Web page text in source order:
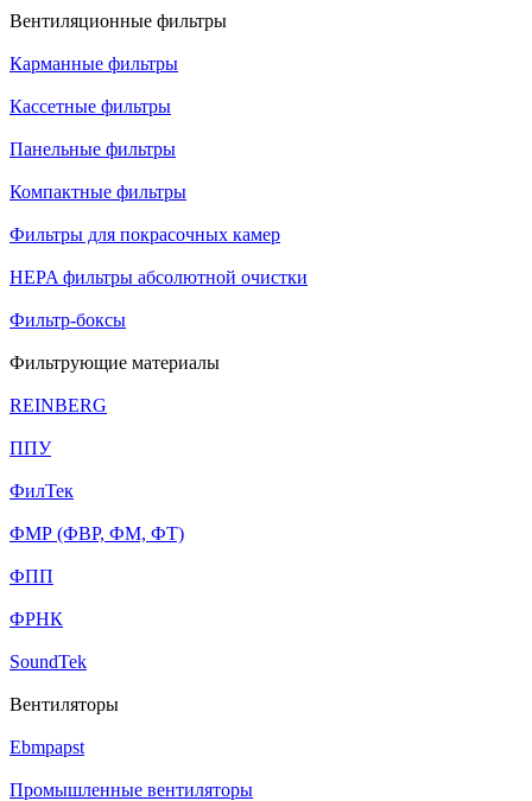
Вентиляционные фильтры
Карманные фильтры
Кассетные фильтры
Панельные фильтры
Компактные фильтры
Фильтры для покрасочных камер
HEPA фильтры абсолютной очистки
Фильтр-боксы
Фильтрующие материалы
REINBERG
ППУ
ФилТек
ФМР (ФВР, ФМ, ФТ)
ФПП
ФРНК
SoundTek
Вентиляторы
Ebmpapst
Промышленные вентиляторы